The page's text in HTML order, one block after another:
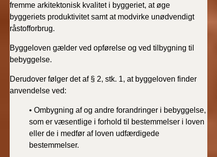
fremme arkitektonisk kvalitet i byggeriet, at øge
byggeriets produktivitet samt at modvirke unødvendigt
råstofforbrug.
Byggeloven gælder ved opførelse og ved tilbygning til
bebyggelse.
Derudover følger det af § 2, stk. 1, at byggeloven finder
anvendelse ved:
• Ombygning af og andre forandringer i bebyggelse,
som er væsentlige i forhold til bestemmelser i loven
eller de i medfør af loven udfærdigede
bestemmelser.